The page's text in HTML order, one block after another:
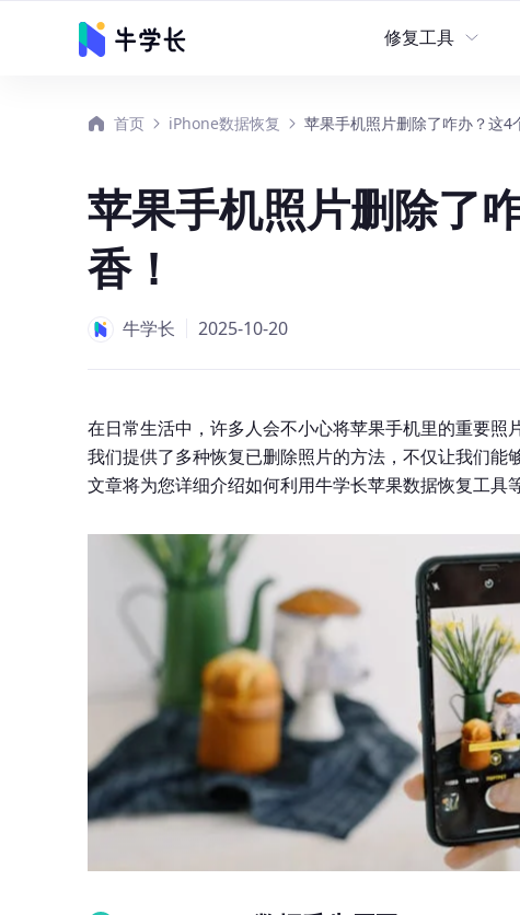
修复工具
牛学长苹果手机修复工具
牛学长安卓手机修复工具
牛
牛
修复工具 数据恢复
首页 iPhone数据恢复 苹果手机照片删除了咋办？这4
苹果手机照片删除了
香！
牛学长 2025-10-20
在日常生活中，许多人会不小心将苹果手机里的重要
我们提供了多种恢复已删除照片的方法，不仅让我们
文章将为您详细介绍如何利用牛学长苹果数据恢复工具